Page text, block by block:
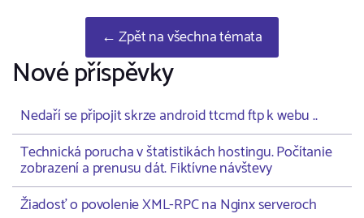
← Zpět na všechna témata
Nové příspěvky
Nedaří se připojit skrze android ttcmd ftp k webu ..
Technická porucha v štatistikách hostingu. Počítanie
zobrazení a prenusu dát. Fiktívne návštevy
Žiadosť o povolenie XML-RPC na Nginx serveroch